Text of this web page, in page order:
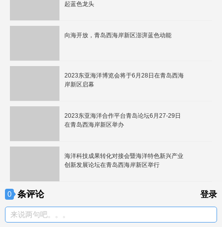
起蓝色龙头
向海开放，青岛西海岸新区澎湃蓝色动能
2023东亚海洋博览会将于6月28日在青岛西海
岸新区启幕
2023东亚海洋合作平台青岛论坛6月27-29日
在青岛西海岸新区举办
海洋科技成果转化对接会暨海洋特色新兴产业
创新发展论坛在青岛西海岸新区举行
0 条评论 登录
来说两句吧。。。